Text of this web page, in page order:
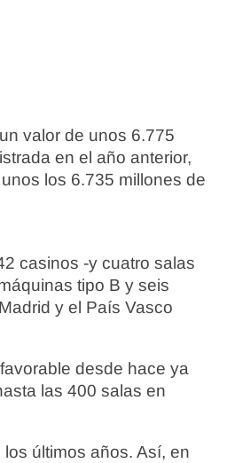
valor de unos 6.775
en el año anterior,
los 6.735 millones de
casinos -y cuatro salas
tipo B y seis
y el País Vasco
desde hace ya
las 400 salas en
últimos años. Así, en